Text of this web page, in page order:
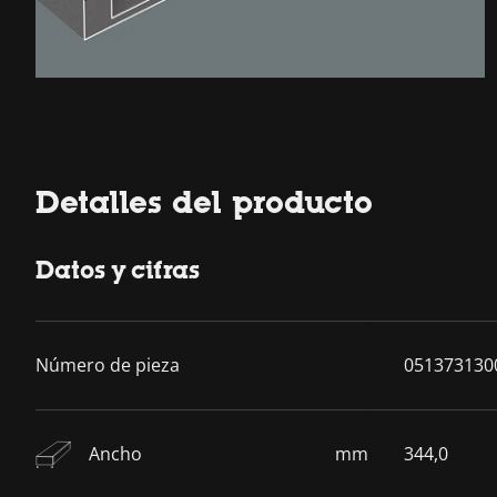
Detalles del producto
Datos y cifras
Número de pieza
Ancho mm 344,0